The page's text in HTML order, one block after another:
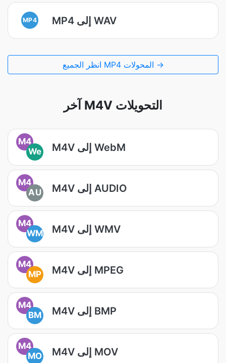
MP4 MP4 إلى WAV
انظر الجميع MP4 المحولات →
آخر M4V التحويلات
M4
We
M4V إلى WebM
M4
AU
M4V إلى AUDIO
M4
WM
M4V إلى WMV
M4
MP
M4V إلى MPEG
M4
BM
M4V إلى BMP
M4
MO
M4V إلى MOV